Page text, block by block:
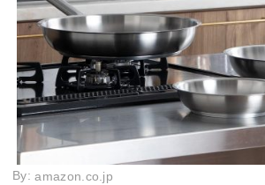
By:amazon.co.jp